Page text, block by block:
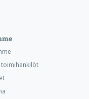
toimihenkilöt